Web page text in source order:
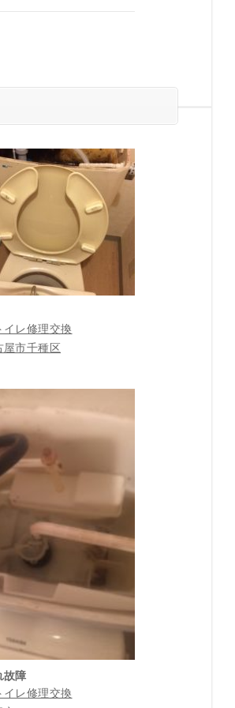
イレ修理交換
屋市千種区
故障
イレ修理交換